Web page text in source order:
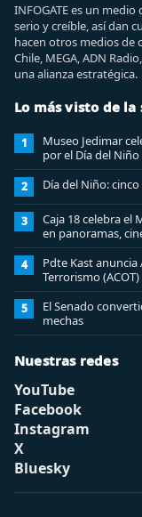
INFOGATE es un
serio y creíble, así dan
hacen otros medios de
Chile, MEGA, ADN
una alianza estratégica.
Lo más visto de la
1
Museo Jedimar
por el Día del Niño
2 Día del Niño:
3
Caja 18 celebra el
en panoramas,
4
Pdte Kast
Terrorismo (ACOT)
5
El Senado
mechas
Nuestras redes
YouTube
Facebook
Instagram
X
Bluesky